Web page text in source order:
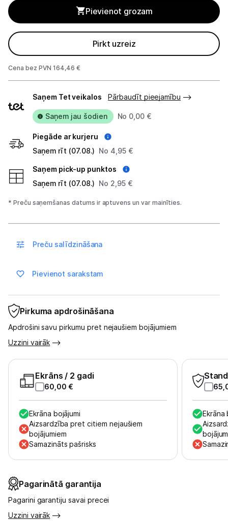
Skaistumkopšana
Sports un atpūta
Piederumi sportam
Sporta kameras
Masāžas ierīces
Atpūta
GPS
Ražotāju atjaunota tehnika
Piegāde un apmaksa
Tehnikas izvešana
Tet pakalpojumi
Kontakti
Informācija
Pievienot grozam
Pirkt uzreiz
Cena bez PVN 164,46 €
veidi
Saņem Tet veikalos Pārbaudīt pieejamību
Saņem jau šodien No 0,00 €
Piegāde ar kurjeru
Saņem rīt (07.08.) No 4,95 €
Saņem pick-up punktos
Saņem rīt (07.08.) No 2,95 €
* Preču saņemšanas datums ir aptuvens un var mainīties.
Preču salīdzināšana
Pievienot sarakstam
Pirkuma apdrošināšana
Apdrošini savu pirkumu pret nejaušiem bojājumiem
Uzzini vairāk
Ekrāns / 2 gadi
60,00 €
Ekrāna bojājumi
Aizsardzība pret citiem nejaušiem
bojājumiem
Samazināts pašrisks
Ekrāna
Pagarinātā garantija
Pagarini garantiju savai precei
Uzzini vairāk